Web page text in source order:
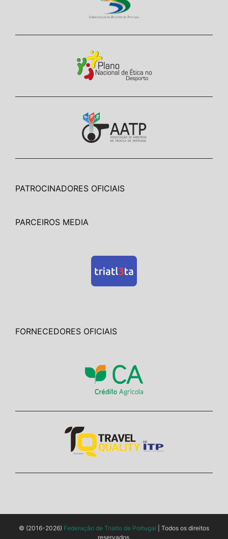
PATROCINADORES OFICIAIS
PARCEIROS MEDIA
FORNECEDORES OFICIAIS
© (2016-2026) Federação de Triatlo de Portugal | Todos os direitos
reservados.